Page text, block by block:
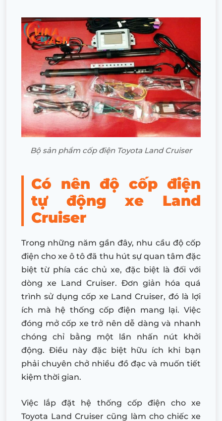
Bộ sản phẩm cốp điện Toyota Land Cruiser
Có nên độ cốp điện
tự động xe Land
Cruiser
Trong những năm gần đây, nhu cầu độ cốp
điện cho xe ô tô đã thu hút sự quan tâm đặc
biệt từ phía các chủ xe, đặc biệt là đối với
dòng xe Land Cruiser. Đơn giản hóa quá
trình sử dụng cốp xe Land Cruiser, đó là lợi
ích mà hệ thống cốp điện mang lại. Việc
đóng mở cốp xe trở nên dễ dàng và nhanh
chóng chỉ bằng một lần nhấn nút khởi
động. Điều này đặc biệt hữu ích khi bạn
phải chuyên chở nhiều đồ đạc và muốn tiết
kiệm thời gian.
Việc lắp đặt hệ thống cốp điện cho xe
Toyota Land Cruiser cũng làm cho chiếc xe